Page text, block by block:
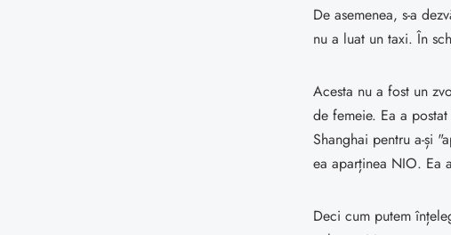
De asemenea, s-a
nu a luat un taxi. În
Acesta nu a fost un
de femeie. Ea a
Shanghai pentru a-și
ea aparținea NIO. Ea
Deci cum putem